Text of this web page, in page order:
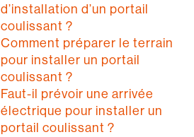
d’installation d’un portail
coulissant ?
Comment préparer le terrain
pour installer un portail
coulissant ?
Faut-il prévoir une arrivée
électrique pour installer un
portail coulissant ?